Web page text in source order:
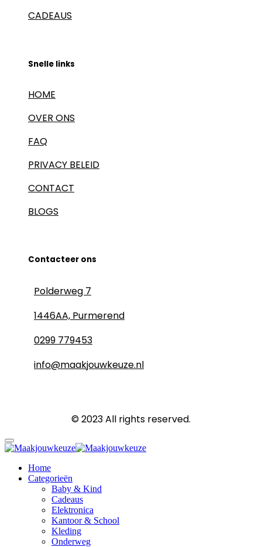
CADEAUS
Snelle links
HOME
OVER ONS
FAQ
PRIVACY BELEID
CONTACT
BLOGS
Contacteer ons
Polderweg 7
1446AA, Purmerend
0299 779453
info@maakjouwkeuze.nl
© 2023 All rights reserved.
Home
Categorieën
Baby & Kind
Cadeaus
Elektronica
Kantoor & School
Kleding
Onderweg